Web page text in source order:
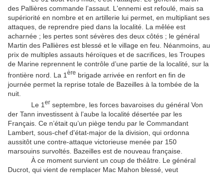
des Pallières commande l’assaut. L'ennemi est refoulé, mais sa
supériorité en nombre et en artillerie lui permet, en multipliant ses
attaques, de reprendre pied dans la localité. La mêlée est
acharnée ; les pertes sont sévères des deux côtés ; le général
Martin des Pallières est blessé et le village en feu. Néanmoins, au
prix de multiples assauts héroïques et de sacrifices, les Troupes
de Marine reprennent le contrôle d’une partie de la localité, sur la
frontière nord. La 1 ère brigade arrivée en renfort en fin de
journée permet la reprise totale de Bazeilles à la tombée de la
nuit.
Le 1 er septembre, les forces bavaroises du général Von
der Tann investissent à l’aube la localité désertée par les
Français. Ce n’était qu’un piège tendu par le Commandant
Lambert, sous-chef d'état-major de la division, qui ordonna
aussitôt une contre-attaque victorieuse menée par 150
marsouins survoltés. Bazeilles est de nouveau française.
À ce moment survient un coup de théâtre. Le général
Ducrot, qui vient de remplacer Mac Mahon blessé, veut